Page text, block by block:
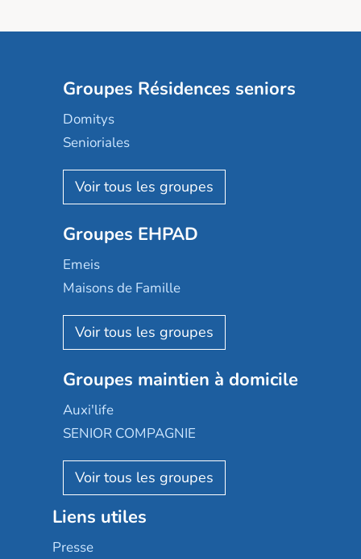
Groupes Résidences seniors
Domitys
Senioriales
Nohée
Les Résidentiels
Mobicap
Domusvi
Happy Senior
Aquarelia
Nexity edenea
Les jardins d'Arcadie
Occitalia
Appartseniors
Reseda
Stella management
Les villages d'or
Sérénys
Groupes EHPAD
Emeis
Maisons de Famille
Korian
Emera
Groupe SOS
Le Noble Âge
Almage
Résidalya
Groupe aplus
Groupes maintien à domicile
Auxi'life
SENIOR COMPAGNIE
AGE D'OR Services
Liens utiles
Presse